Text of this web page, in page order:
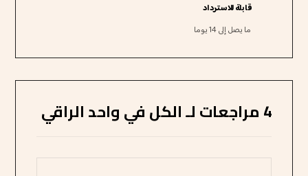
قابلة للاسترداد
ما يصل إلى 14 يوما
4 مراجعات لـ الكل في واحد الراقي